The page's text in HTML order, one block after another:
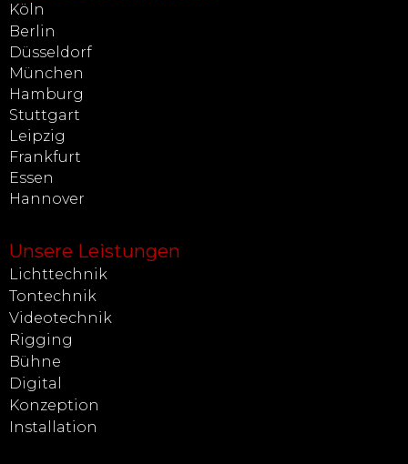
Köln
Berlin
Düsseldorf
München
Hamburg
Stuttgart
Leipzig
Frankfurt
Essen
Hannover
Unsere Leistungen
Lichttechnik
Tontechnik
Videotechnik
Rigging
Bühne
Digital
Konzeption
Installation